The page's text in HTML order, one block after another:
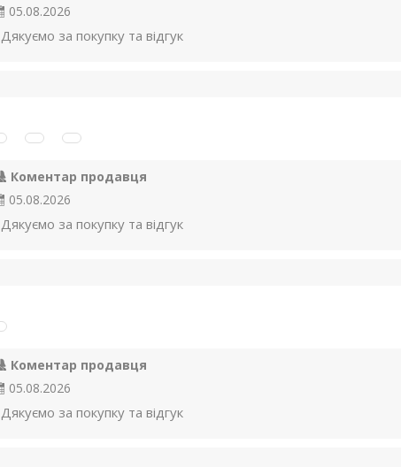
05.08.2026
Дякуємо за покупку та відгук
Коментар продавця
05.08.2026
Дякуємо за покупку та відгук
Коментар продавця
05.08.2026
Дякуємо за покупку та відгук